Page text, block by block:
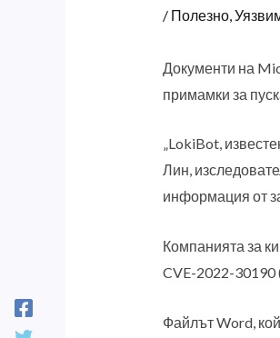
/ Полезно,
Документи на
примамки за
„LokiBot,
Лин,
информация от
Компанията за
CVE-2022-30190
Файлът Word,